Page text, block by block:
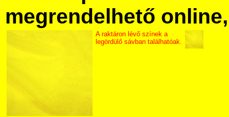
megrendelhető
A raktáron lévő színek a
legördülő sávban találhatóak.